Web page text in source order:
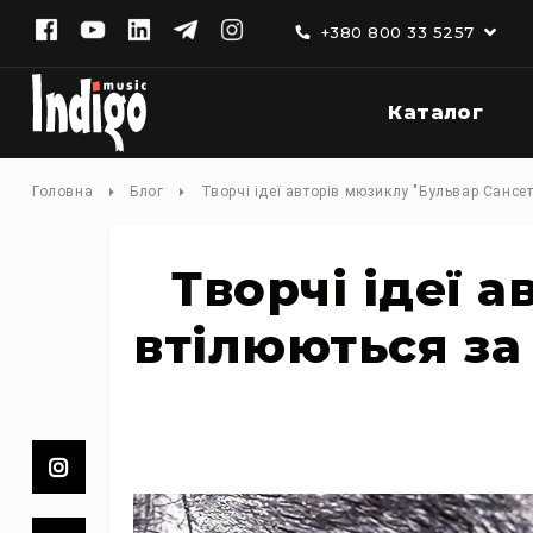
+380 800 33 5257
К
а
є
а
у
д
Каталог
Головна Блог Творчі ідеї авторів мюзиклу "Бульвар
Творчі ідеї
втілюються